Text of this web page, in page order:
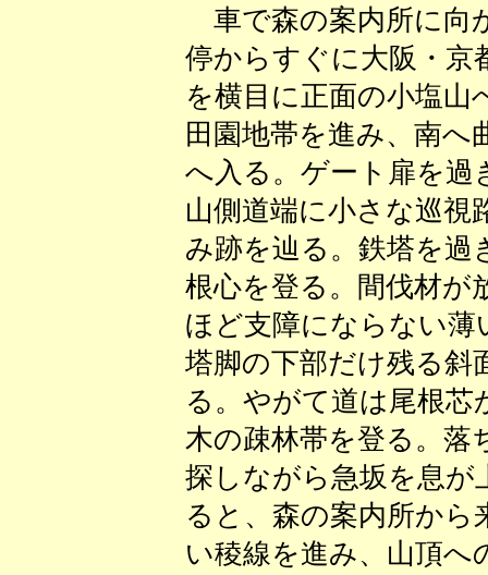
車で森の案内所に向
停からすぐに大阪・京
を横目に正面の小塩
田園地帯を進み、南へ
へ入る。ゲート扉を過
山側道端に小さな巡視
み跡を辿る。鉄塔を過
根心を登る。間伐材が
ほど支障にならない薄
塔脚の下部だけ残る斜
る。やがて道は尾根
木の疎林帯を登る。落
探しながら急坂を息
ると、森の案内所から
い稜線を進み、山頂へ